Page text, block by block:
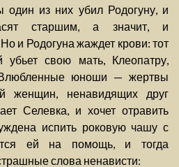
один из них убил Родогуну, и
старшим, а значит, и
и Родогуна жаждет крови: тот
убьет свою мать, Клеопатру,
юноши — жертвы
женщин, ненавидящих друг
Селевка, и хочет отравить
испить роковую чашу с
ей на помощь, и тогда
слова ненависти: